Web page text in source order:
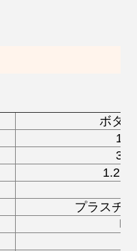
ボタ
1.2キ
プラスチ